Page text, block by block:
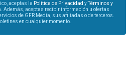
aceptas la Política de Privacidad y
Términos y
Además, aceptas recibir información u ofertas
de GFR Media, sus afiliadas o de terceros.
en cualquier momento.